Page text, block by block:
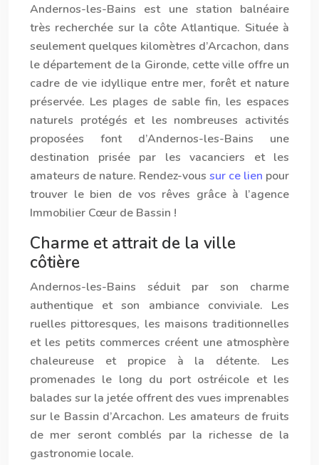
Andernos-les-Bains est une station balnéaire
très recherchée sur la côte Atlantique. Située à
seulement quelques kilomètres d’Arcachon, dans
le département de la Gironde, cette ville offre un
cadre de vie idyllique entre mer, forêt et nature
préservée. Les plages de sable fin, les espaces
naturels protégés et les nombreuses activités
proposées font d’Andernos-les-Bains une
destination prisée par les vacanciers et les
amateurs de nature. Rendez-vous sur ce lien pour
trouver le bien de vos rêves grâce à l’agence
Immobilier Cœur de Bassin !
Charme et attrait de la ville
côtière
Andernos-les-Bains séduit par son charme
authentique et son ambiance conviviale. Les
ruelles pittoresques, les maisons traditionnelles
et les petits commerces créent une atmosphère
chaleureuse et propice à la détente. Les
promenades le long du port ostréicole et les
balades sur la jetée offrent des vues imprenables
sur le Bassin d’Arcachon. Les amateurs de fruits
de mer seront comblés par la richesse de la
gastronomie locale.